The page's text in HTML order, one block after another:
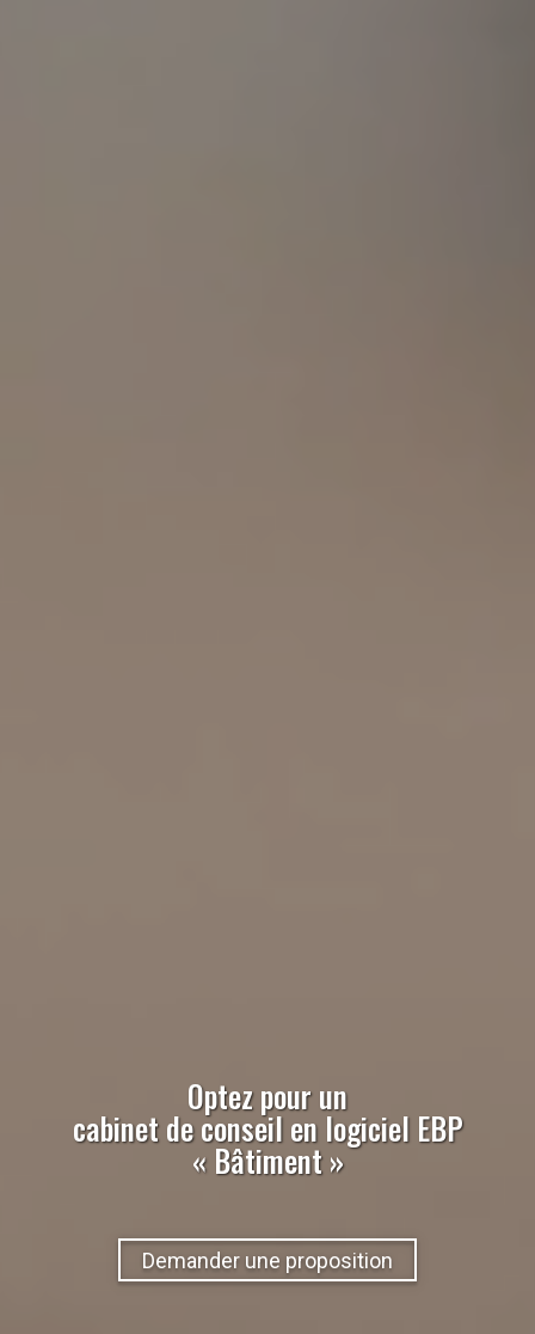
Optez pour un
cabinet de conseilen logiciel EBP
« Bâtiment »
Demander une proposition